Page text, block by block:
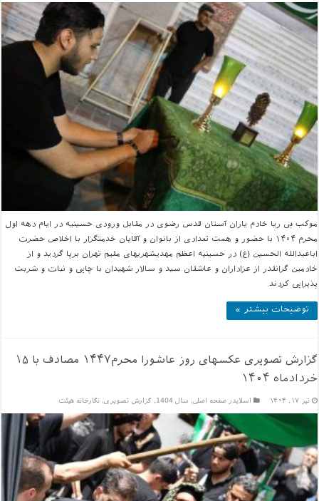
موکب بی ریا خادم یاران آستان قدس رضوی در مقابل ورودی حسینیه در ایام دهه اول
محرم ۱۴۰۴ با حضور و همت تعدادی از بانوان و آقایان خدمتگزار با اخلاص حضرت
اباعبدالله الحسین (ع) در حسینیه اعظم مهدیشهریهای مقیم تهران برپا گردید و از
خادمین گرانقدر از عزاداران و عاشقان سید و سالار شهیدان با چایی و نبات و شربت
پذیرایی کردند.
توضیحات بیشتر »
گزارش تصویری عکسهای روز عاشورا محرم۱۴۴۷ مصادف با ۱۵
خردادماه ۱۴۰۴
تیر ۱۷, ۱۴۰۴ اسلایدر صفحه اصلی, سال 1404 , گزارش تصویری,نگارخانه هیئت